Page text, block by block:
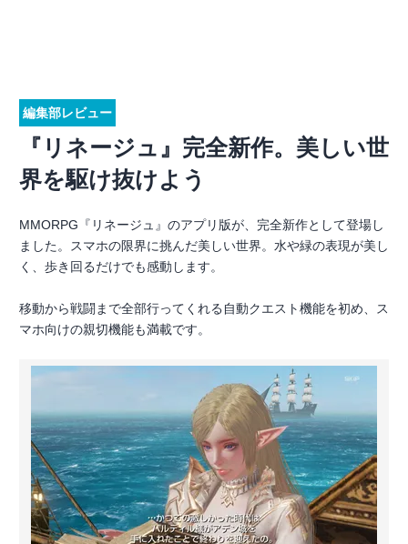
編集部レビュー
『リネージュ』完全新作。美しい世
界を駆け抜けよう
MMORPG『リネージュ』のアプリ版が、完全新作として登場し
ました。スマホの限界に挑んだ美しい世界。水や緑の表現が美し
く、歩き回るだけでも感動します。
移動から戦闘まで全部行ってくれる自動クエスト機能を初め、ス
マホ向けの親切機能も満載です。